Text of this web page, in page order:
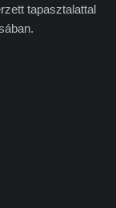
tapasztalattal